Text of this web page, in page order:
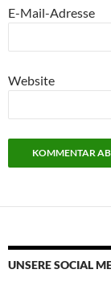
E-Mail-Adresse
Website
UNSERE SOCIAL